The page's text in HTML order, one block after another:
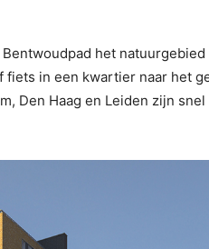
het
in een kwartier naar het
Den Haag en Leiden zijn